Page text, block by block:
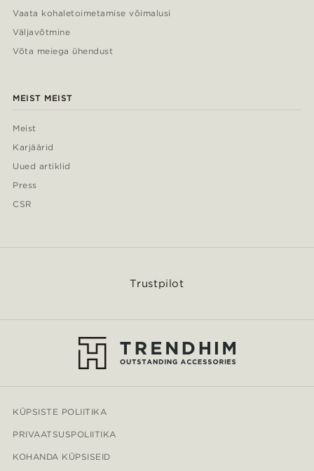
Vaata kohaletoimetamise võimalusi
Väljavõtmine
Võta meiega ühendust
MEIST MEIST
Meist
Karjäärid
Uued artiklid
Press
CSR
Trustpilot
KÜPSISTE POLIITIKA
PRIVAATSUSPOLIITIKA
KOHANDA KÜPSISEID